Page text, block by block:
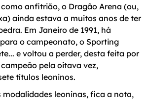
anfitrião, o Dragão Arena (ou,
ainda estava a muitos anos de ter
Em Janeiro de 1991, há
o campeonato, o Sporting
e voltou a perder, desta feita por
pela oitava vez,
títulos leoninos.
modalidades leoninas, fica a nota,